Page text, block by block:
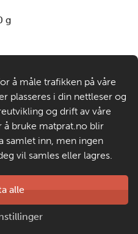
g
Matprat
å måle trafikken på våre
plasseres i din nettleser og
og drift av våre
å bruke matprat.no blir
samlet inn, men ingen
vil samles eller lagres.
alle